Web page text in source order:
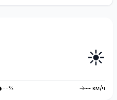
☀️
--% -- км/ч